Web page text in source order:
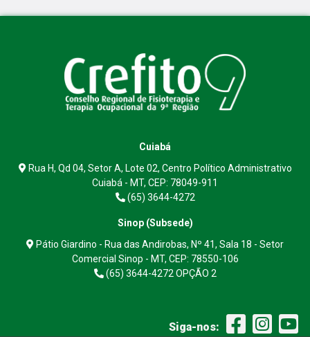
Cuiabá
Rua H, Qd 04, Setor A, Lote 02, Centro Político Administrativo
Cuiabá - MT, CEP: 78049-911
(65) 3644-4272
Sinop (Subsede)
Pátio Giardino - Rua das Andirobas, Nº 41, Sala 18 - Setor
Comercial Sinop - MT, CEP: 78550-106
(65) 3644-4272 OPÇÃO 2
Siga-nos: